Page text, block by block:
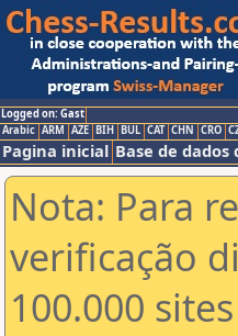
Logged on: Gast
Arabic ARM AZE BIH BUL CAT CHN CRO
Pagina inicial Base de
Nota: Para
verificação
100.000